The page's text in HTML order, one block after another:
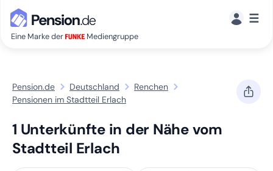
Eine Marke der Mediengruppe
☰
Pension.de Deutschland
Renchen
Pensionen im Stadtteil Erlach
1 Unterkünfte in der Nähe vom
Stadtteil Erlach